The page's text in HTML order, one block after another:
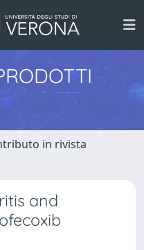
in rivista
and